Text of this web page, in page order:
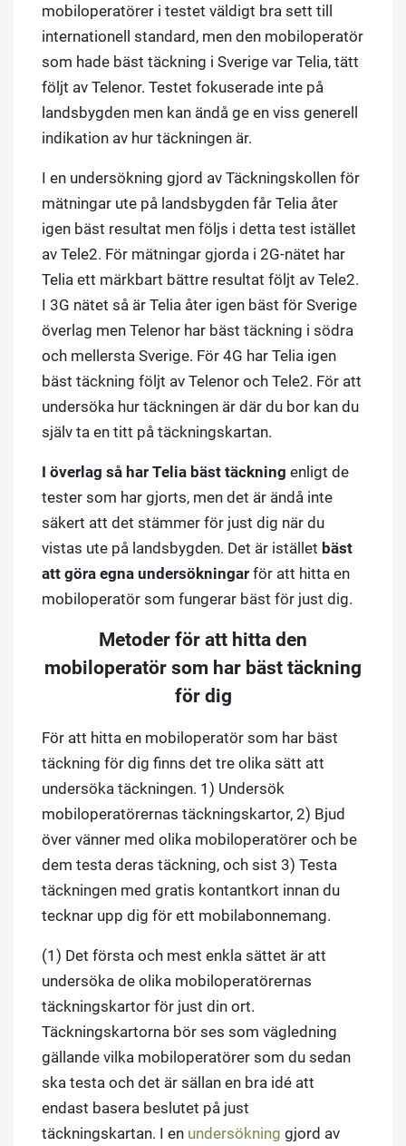
mobiloperatörer i testet väldigt bra sett till
internationell standard, men den mobiloperatör
som hade bäst täckning i Sverige var Telia, tätt
följt av Telenor. Testet fokuserade inte på
landsbygden men kan ändå ge en viss generell
indikation av hur täckningen är.
I en undersökning gjord av Täckningskollen för
mätningar ute på landsbygden får Telia åter
igen bäst resultat men följs i detta test istället
av Tele2. För mätningar gjorda i 2G-nätet har
Telia ett märkbart bättre resultat följt av Tele2.
I 3G nätet så är Telia åter igen bäst för Sverige
överlag men Telenor har bäst täckning i södra
och mellersta Sverige. För 4G har Telia igen
bäst täckning följt av Telenor och Tele2. För att
undersöka hur täckningen är där du bor kan du
själv ta en titt på täckningskartan.
I överlag så har Telia bäst täckning enligt de
tester som har gjorts, men det är ändå inte
säkert att det stämmer för just dig när du
vistas ute på landsbygden. Det är istället bäst
att göra egna undersökningar för att hitta en
mobiloperatör som fungerar bäst för just dig.
Metoder för att hitta den
mobiloperatör som har bäst täckning
för dig
För att hitta en mobiloperatör som har bäst
täckning för dig finns det tre olika sätt att
undersöka täckningen. 1) Undersök
mobiloperatörernas täckningskartor, 2) Bjud
över vänner med olika mobiloperatörer och be
dem testa deras täckning, och sist 3) Testa
täckningen med gratis kontantkort innan du
tecknar upp dig för ett mobilabonnemang.
(1) Det första och mest enkla sättet är att
undersöka de olika mobiloperatörernas
täckningskartor för just din ort.
Täckningskartorna bör ses som vägledning
gällande vilka mobiloperatörer som du sedan
ska testa och det är sällan en bra idé att
endast basera beslutet på just
täckningskartan. I en undersökning gjord av